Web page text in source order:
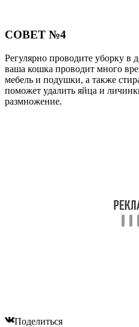
СОВЕТ №4
Регулярно проводите уборку в
ваша кошка проводит много
мебель и подушки, а также
поможет удалить яйца и
размножение.
Поделиться